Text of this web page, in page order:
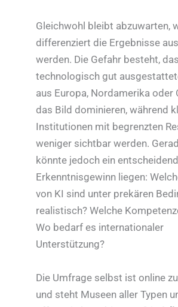
Gleichwohl bleibt abzuwarten,
differenziert die Ergebnisse
werden. Die Gefahr besteht,
technologisch gut
aus Europa, Nordamerika oder
das Bild dominieren, während
Institutionen mit begrenzten
weniger sichtbar werden.
könnte jedoch ein
Erkenntnisgewinn liegen:
von KI sind unter prekären
realistisch? Welche
Wo bedarf es internationaler
Unterstützung?
Die Umfrage selbst ist online
und steht Museen aller Typen